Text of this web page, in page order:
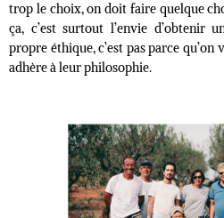
trop le choix, on doit faire quelque
ça, c’est surtout l’envie d’obtenir
propre éthique, c’est pas parce qu’on
adhère à leur philosophie.